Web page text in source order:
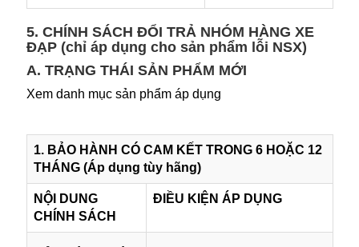
5. CHÍNH SÁCH ĐỔI TRẢ NHÓM HÀNG XE
ĐẠP (chỉ áp dụng cho sản phẩm lỗi NSX)
A. TRẠNG THÁI SẢN PHẨM MỚI
Xem danh mục sản phẩm áp dụng
1. BẢO HÀNH CÓ CAM KẾT TRONG 6 HOẶC 12
THÁNG (Áp dụng tùy hãng)
NỘI DUNG
CHÍNH SÁCH
ĐIỀU KIỆN ÁP DỤNG